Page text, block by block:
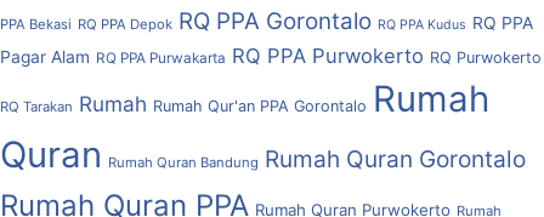
PPA Bekasi RQ PPA Depok RQ PPA Gorontalo RQ PPA Kudus RQ PPA
Pagar Alam RQ PPA Purwakarta RQ PPA Purwokerto RQ Purwokerto
RQ Tarakan Rumah Rumah Qur'an PPA Gorontalo Rumah
Quran Rumah Quran Bandung Rumah Quran Gorontalo
Rumah Quran PPA Rumah Quran Purwokerto Rumah